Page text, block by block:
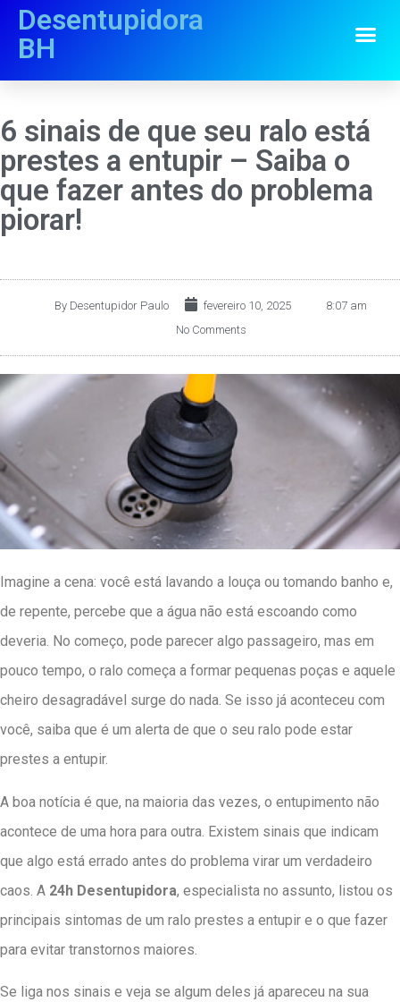
Desentupidora
BH
6 sinais de que seu ralo está
prestes a entupir – Saiba o
que fazer antes do problema
piorar!
By Desentupidor Paulo fevereiro 10, 2025
8:07 am
No Comments
Imagine a cena: você está lavando a louça ou tomando banho e,
de repente, percebe que a água não está escoando como
deveria. No começo, pode parecer algo passageiro, mas em
pouco tempo, o ralo começa a formar pequenas poças e aquele
cheiro desagradável surge do nada. Se isso já aconteceu com
você, saiba que é um alerta de que o seu ralo pode estar
prestes a entupir.
A boa notícia é que, na maioria das vezes, o entupimento não
acontece de uma hora para outra. Existem sinais que indicam
que algo está errado antes do problema virar um verdadeiro
caos. A 24h Desentupidora, especialista no assunto, listou os
principais sintomas de um ralo prestes a entupir e o que fazer
para evitar transtornos maiores.
Se liga nos sinais e veja se algum deles já apareceu na sua